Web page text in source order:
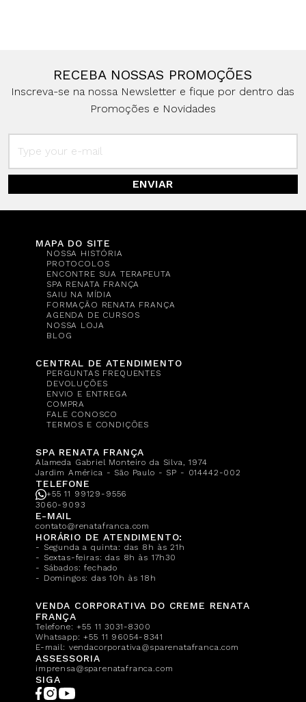
RECEBA NOSSAS PROMOÇÕES
Inscreva-se na nossa Newsletter e fique por dentro das
Promoções e Novidades
ENVIAR
MAPA DO SITE
NOSSA HISTÓRIA
PROTOCOLOS
ENCONTRE SUA TERAPEUTA
SPA RENATA FRANÇA
SAIU NA MÍDIA
FORMAÇÃO RENATA FRANÇA
AGENDA DE CURSOS
NOSSA LOJA
BLOG
CENTRAL DE ATENDIMENTO
PERGUNTAS FREQUENTES
DEVOLUÇÕES
ENVIO E ENTREGA
COMPRA
FALE CONOSCO
TERMOS E CONDIÇÕES
SPA RENATA FRANÇA
Alameda Gabriel Monteiro da Silva, 1974
Jardim América - São Paulo - SP - 014442-002
TELEFONE
+55 11 99129-9556
3060-9093
E-MAIL
contato@renatafranca.com
HORÁRIO DE ATENDIMENTO:
- Segunda a quinta: das 8h às 21h
- Sextas-feiras: das 8h às 17h30
- Sábados: fechado
- Domingos: das 10h às 18h
VENDA CORPORATIVA DO CREME RENATA
FRANÇA
Telefone:+55 11 3031-8300
Whatsapp:+55 11 96054-8341
E-mail: vendacorporativa@sparenatafranca.com
ASSESSORIA
imprensa@sparenatafranca.com
SIGA